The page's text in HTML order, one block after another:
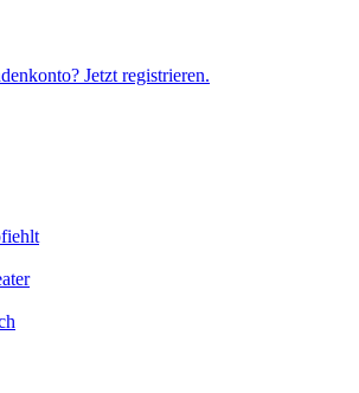
Jetzt registrieren.